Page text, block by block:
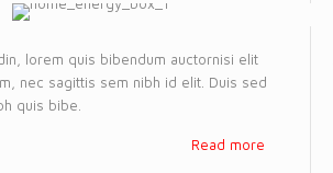
lorem quis bibendum auctornisi elit
nec sagittis sem nibh id elit. Duis sed
quis bibe.
Read more